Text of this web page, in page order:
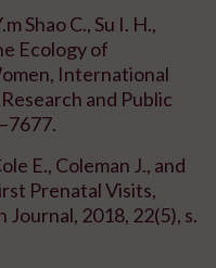
Shao C., Su I. H.,
Ecology of
International
and Public
E., Coleman J., and
Prenatal Visits,
2018, 22(5), s.